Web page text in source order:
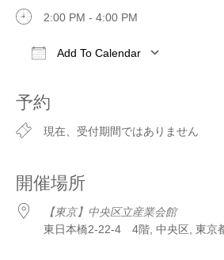
2:00 PM - 4:00 PM
Add To Calendar
予約
現在、受付期間ではありません
開催場所
【東京】中央区立産業会館
東日本橋2-22-4 4階, 中央区, 東京